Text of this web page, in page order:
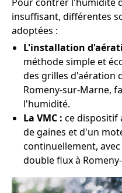
insuffisant, différentes
adoptées :
L'installation
méthode simple et
des grilles d'aération
Romeny-sur-Marne,
l'humidité.
La VMC : ce dispositif
de gaines et d'un
continuellement,
double flux à